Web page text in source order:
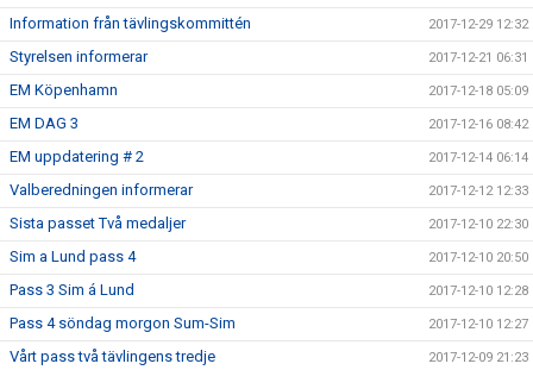
Information från tävlingskommittén 2017-12-29 12:32
Styrelsen informerar 2017-12-21 06:31
EM Köpenhamn 2017-12-18 05:09
EM DAG 3 2017-12-16 08:42
EM uppdatering # 2 2017-12-14 06:14
Valberedningen informerar 2017-12-12 12:33
Sista passet Två medaljer 2017-12-10 22:30
Sim a Lund pass 4 2017-12-10 20:50
Pass 3 Sim á Lund 2017-12-10 12:28
Pass 4 söndag morgon Sum-Sim 2017-12-10 12:27
Vårt pass två tävlingens tredje 2017-12-09 21:23